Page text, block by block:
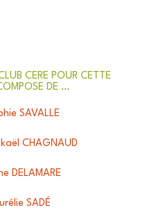
CERE POUR CETTE
DE …
SAVALLE
CHAGNAUD
DELAMARE
SADÉ